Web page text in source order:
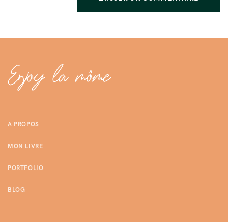
A PROPOS
MON LIVRE
PORTFOLIO
BLOG